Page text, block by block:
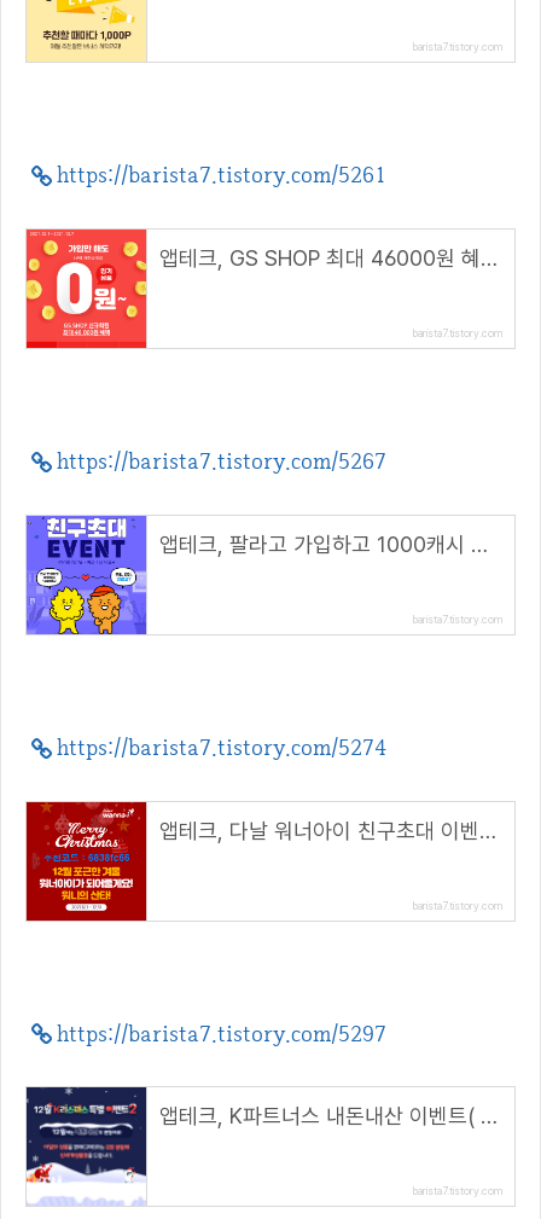
barista7.tistory.com
https://barista7.tistory.com/5261
앱테크, GS SHOP 최대 46000원 혜택(추천코드 : winhunt)
barista7.tistory.com
https://barista7.tistory.com/5267
앱테크, 팔라고 가입하고 1000캐시 받자(모바일 추천링크)
barista7.tistory.com
https://barista7.tistory.com/5274
앱테크, 다날 워너아이 친구초대 이벤트( 추천코드 : 6838fc66 )
barista7.tistory.com
https://barista7.tistory.com/5297
앱테크, K파트너스 내돈내산 이벤트( 추천코드 : KP1012609 )
barista7.tistory.com